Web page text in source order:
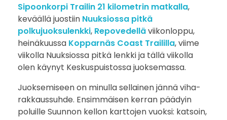
u
u
k
s
i
Sipoonkorpi Trailin 21 kilometrin matkalla,
keväällä juostiin Nuuksiossa pitkä
polkujuoksulenkki, Repovedelläviikonloppu,
heinäkuussa Kopparnäs Coast Traililla, viime
viikolla Nuuksiossa pitkä lenkki ja tällä viikolla
olen käynyt Keskuspuistossa juoksemassa.
Juoksemiseen on minulla sellainen jännä viha-
rakkaussuhde. Ensimmäisen kerran päädyin
poluille Suunnon kellon karttojen vuoksi: katsoin,